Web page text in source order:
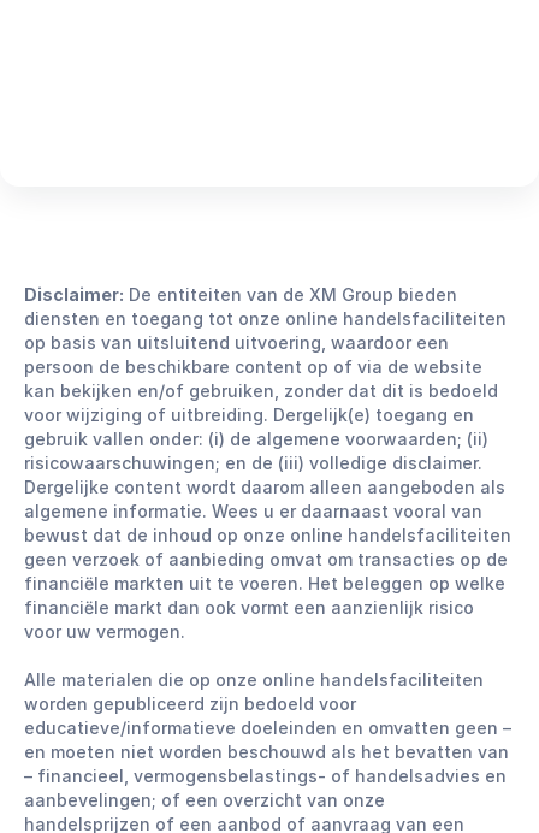
Disclaimer: De entiteiten van de XM Group bieden
diensten en toegang tot onze online handelsfaciliteiten
op basis van uitsluitend uitvoering, waardoor een
persoon de beschikbare content op of via de website
kan bekijken en/of gebruiken, zonder dat dit is bedoeld
voor wijziging of uitbreiding. Dergelijk(e) toegang en
gebruik vallen onder: (i) de algemene voorwaarden; (ii)
risicowaarschuwingen; en de (iii) volledige disclaimer.
Dergelijke content wordt daarom alleen aangeboden als
algemene informatie. Wees u er daarnaast vooral van
bewust dat de inhoud op onze online handelsfaciliteiten
geen verzoek of aanbieding omvat om transacties op de
financiële markten uit te voeren. Het beleggen op welke
financiële markt dan ook vormt een aanzienlijk risico
voor uw vermogen.
Alle materialen die op onze online handelsfaciliteiten
worden gepubliceerd zijn bedoeld voor
educatieve/informatieve doeleinden en omvatten geen –
en moeten niet worden beschouwd als het bevatten van
– financieel, vermogensbelastings- of handelsadvies en
aanbevelingen; of een overzicht van onze
handelsprijzen of een aanbod of aanvraag van een